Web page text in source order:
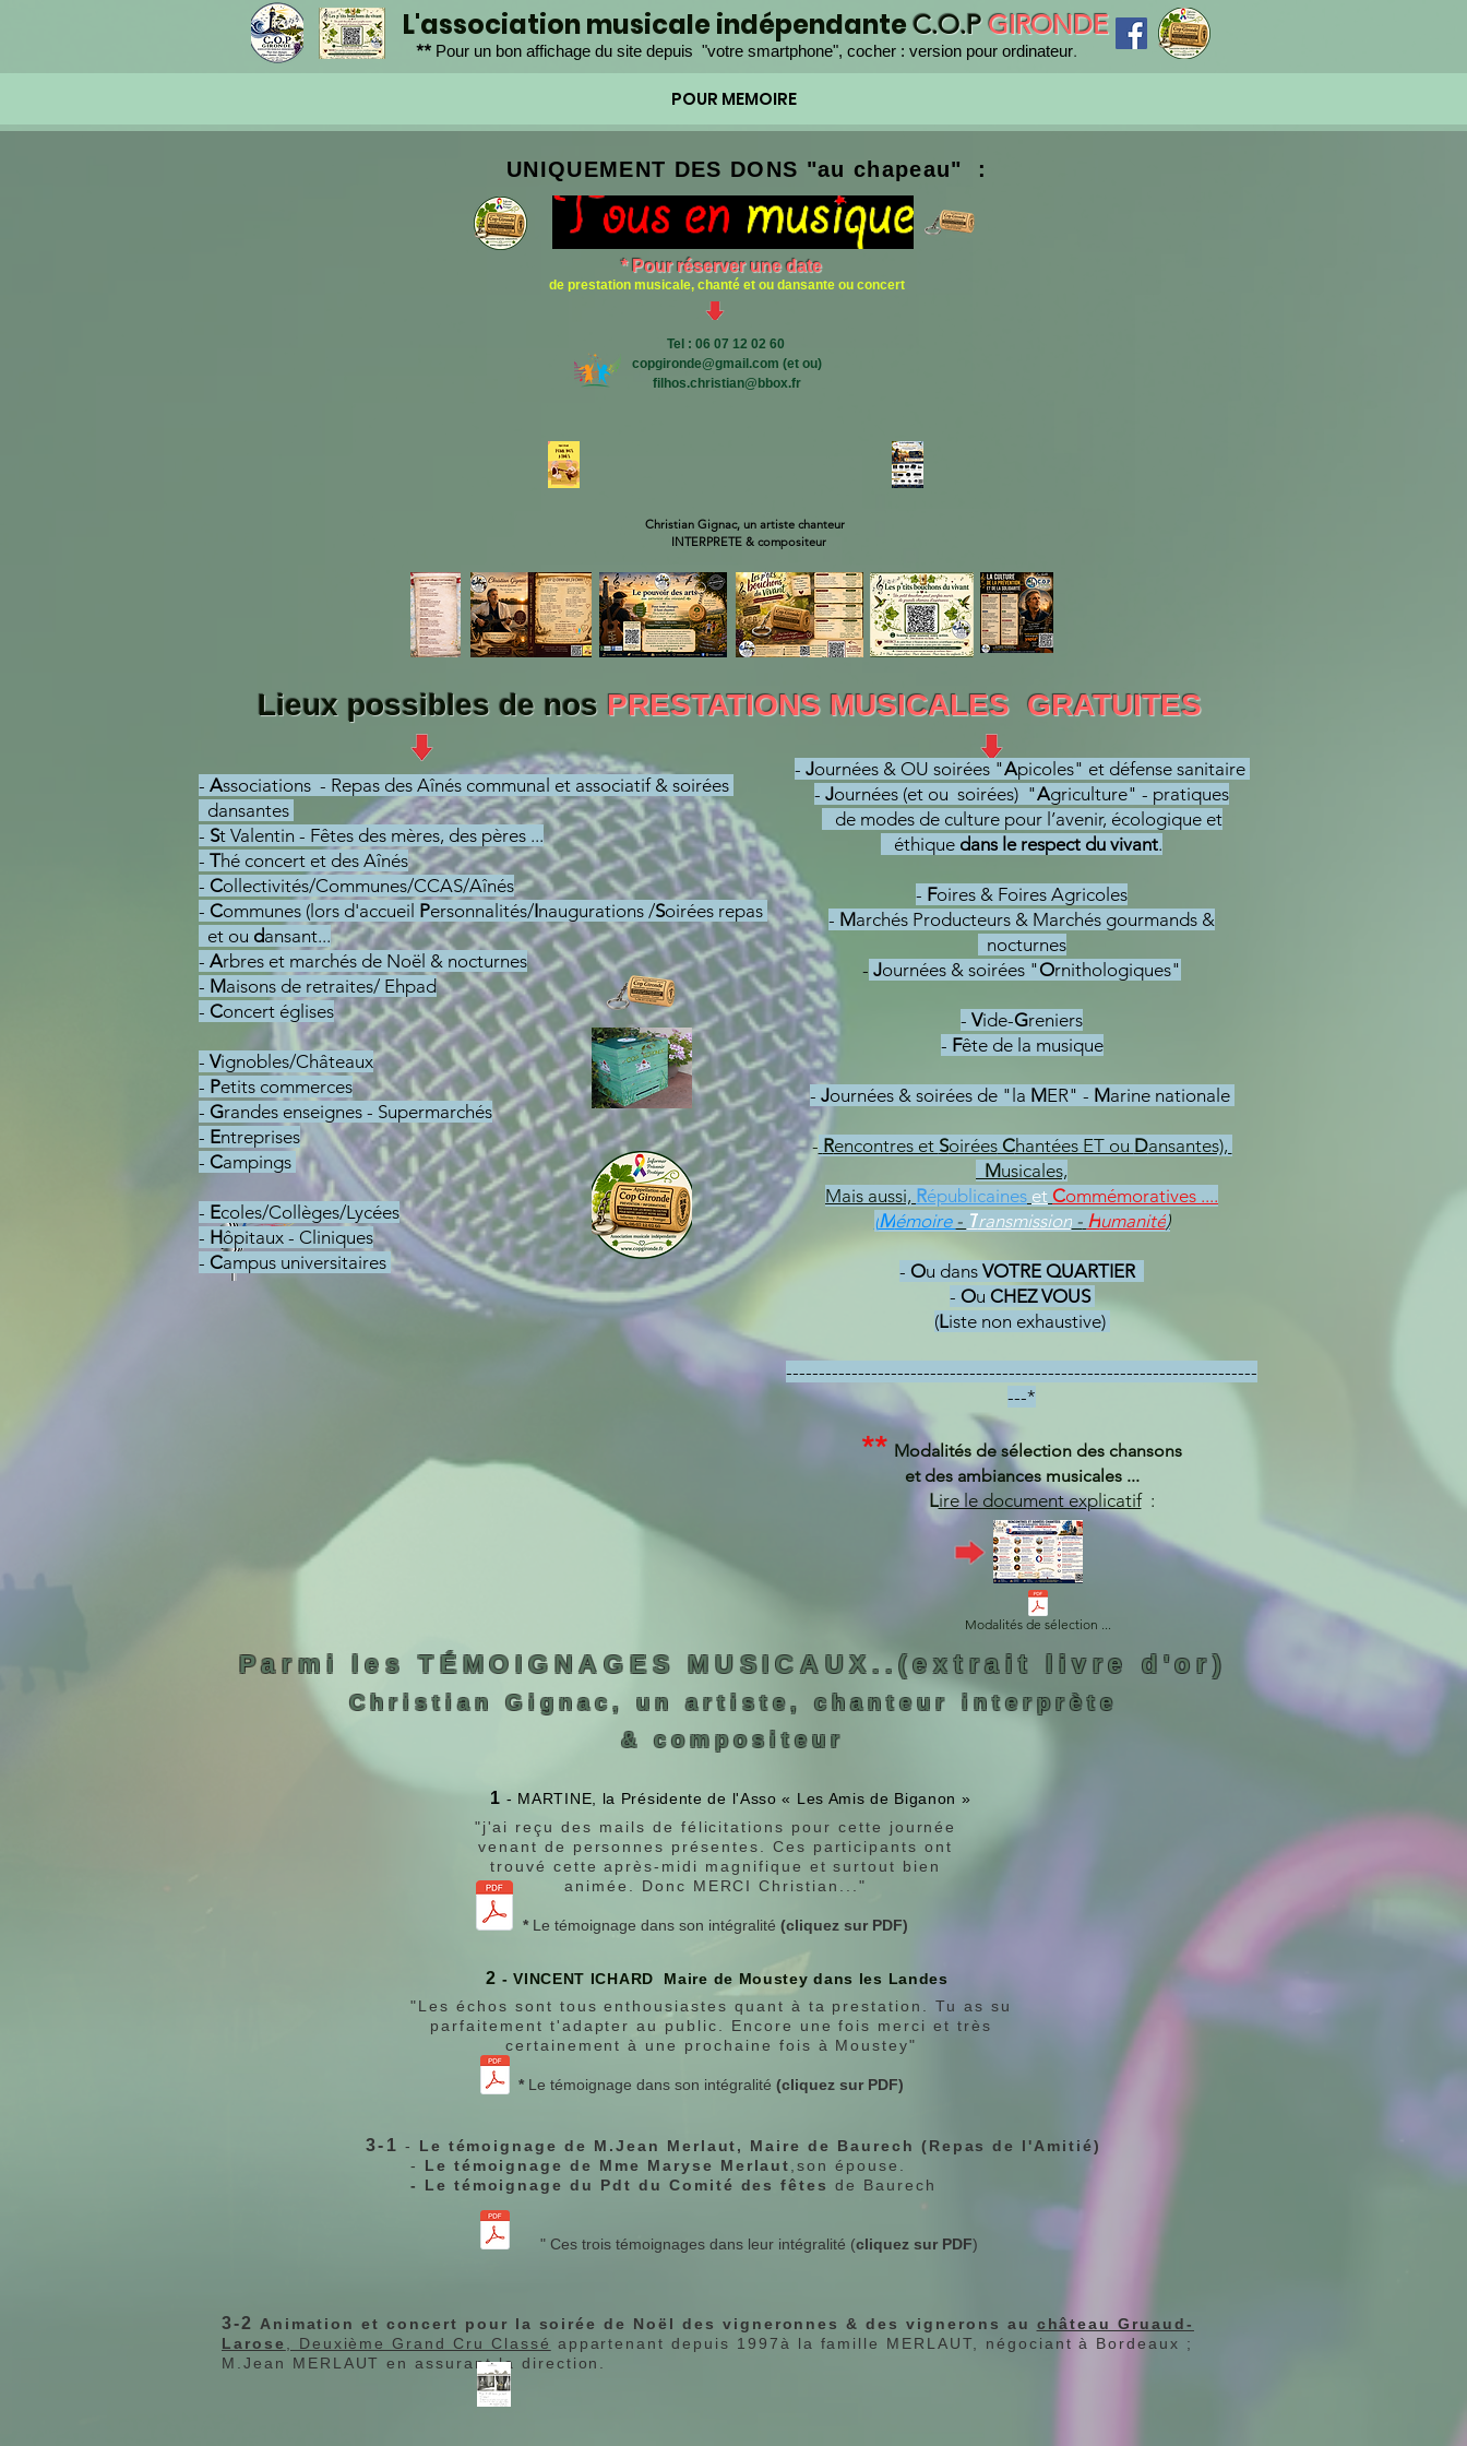
L'association musicale indépendanteC.O.PGIRONDE
** Pour un bon affichage du site depuis "votre smartphone", cocher : version pour ordinateur.
POUR MEMOIRE
Tel : 06 07 12 02 60
copgironde@gmail.com (et ou)
filhos.christian@bbox.fr
Christian Gignac, un artiste chanteur
INTERPRETE & compositeur
Lieux possibles de nos PRESTATIONS MUSICALES GRATUITES
- Associations - Repas des Aînés communal et associatif & soirées
dansantes
- St Valentin - Fêtes des mères, des pères ...
- Thé concert et des Aînés
- Collectivités/Communes/CCAS/Aînés
- Communes (lors d'accueil Personnalités/Inaugurations /Soirées repas
et ou dansant...
- Arbres et marchés de Noël & nocturnes
- Maisons de retraites/ Ehpad
- Concert églises
- Vignobles/Châteaux
- Petits commerces
- Grandes enseignes - Supermarchés
- Entreprises
- Campings
- Ecoles/Collèges/Lycées
- Hôpitaux - Cliniques
- Campus universitaires
- Journées & OU soirées "Apicoles" et défense sanitaire
- Journées (et ou soirées) "Agriculture" - pratiques
de modes de culture pour l’avenir, écologique et
éthique dans le respect du vivant.
- Foires & Foires Agricoles
- Marchés Producteurs & Marchés gourmands &
nocturnes
- Journées & soirées "Ornithologiques"
- Vide-Greniers
- Fête de la musique
- Journées & soirées de " la MER" - Marine nationale
- Rencontres et SoiréesChantées ET ou Dansantes),
Musicales,
Mais aussi, Républicaines et Commémoratives ....
(Mémoire - Transmission- Humanité)
- Ou dans VOTRE QUARTIER
- Ou CHEZ VOUS
(Liste non exhaustive)
------------------------------------------------------------------------
---*
** Modalités de sélection des chansons
et des ambiances musicales ...
Lire le document explicatif:
Modalités de sélection ...
Parmi les TÉMOIGNAGES MUSICAUX..(extrait livre d'or)
Christian Gignac, un artiste, chanteur interprète
& compositeur
1 - MARTINE, la Présidente de l'Asso « Les Amis de Biganon »
"j'ai reçu des mails de félicitations pour cette journée
venant de personnes présentes. Ces participants ont
trouvé cette après-midi magnifique et surtout bien
animée. Donc MERCI Christian..."
*Le témoignage dans son intégralité (cliquez sur PDF)
2 - VINCENT ICHARD Maire de Moustey dans les Landes
"Les échos sont tous enthousiastes quant à ta prestation. Tu as su
parfaitement t'adapter au public. Encore une fois merci et très
certainement à une prochaine fois à Moustey"
* Le témoignage dans son intégralité (cliquez sur PDF)
3-1 - Le témoignage de M.Jean Merlaut, Maire de Baurech (Repas de l'Amitié)
- Le témoignage de Mme Maryse Merlaut ,son épouse.
- Le témoignage du Pdt du Comité des fêtes de Baurech
" Ces trois témoignages dans leur intégralité (cliquez sur PDF)
3-2 Animation et concert pour la soirée de Noël des vigneronnes & des vignerons au château Gruaud-
Larose
, Deuxième Grand Cru Classé appartenant depuis 1997à la famille MERLAUT, négociant à Bordeaux ;
M.Jean MERLAUT en assurant la direction.
* Pour réserver une date
de prestation musicale, chanté et ou dansante ou concert
UNIQUEMENT DES DONS "au chapeau" :